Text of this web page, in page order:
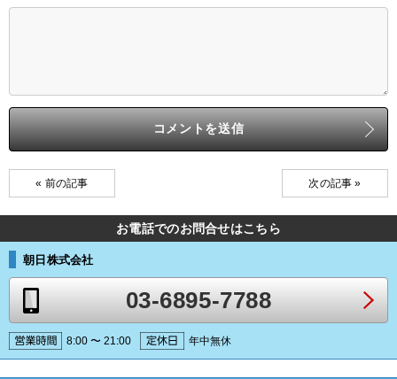
« 前の記事 次の記事 »
お電話でのお問合せはこちら
朝日株式会社
03-6895-7788
8:00 〜 21:00 年中無休